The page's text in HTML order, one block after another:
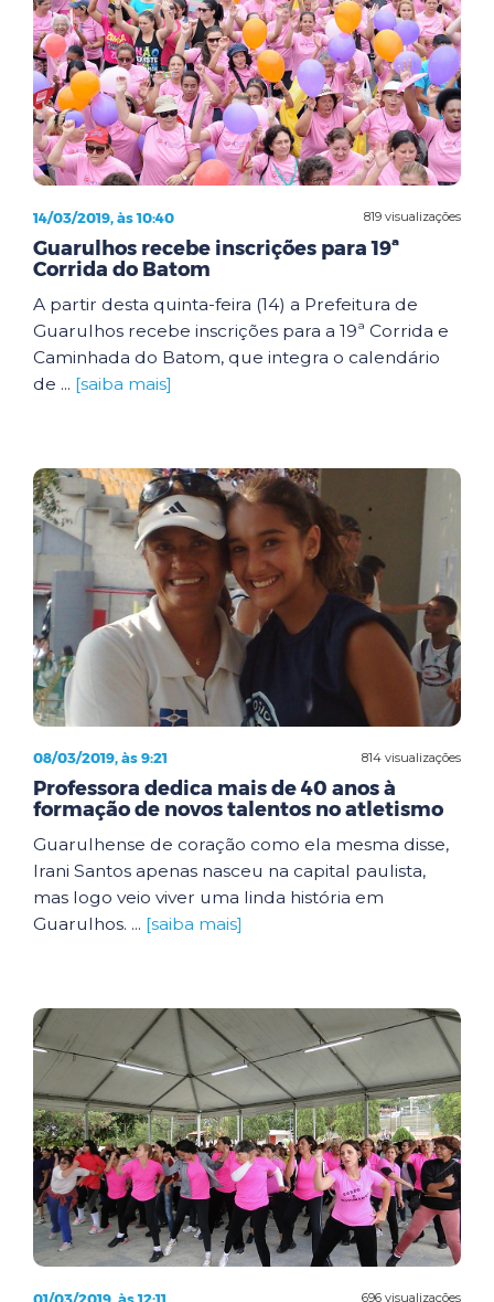
819 visualizações
14/03/2019, às 10:40
Guarulhos recebe inscrições para 19ª
Corrida do Batom
A partir desta quinta-feira (14) a Prefeitura de
Guarulhos recebe inscrições para a 19ª Corrida e
Caminhada do Batom, que integra o calendário
de ... [saiba mais]
814 visualizações
08/03/2019, às 9:21
Professora dedica mais de 40 anos à
formação de novos talentos no atletismo
Guarulhense de coração como ela mesma disse,
Irani Santos apenas nasceu na capital paulista,
mas logo veio viver uma linda história em
Guarulhos. ... [saiba mais]
696 visualizações
01/03/2019, às 12:11